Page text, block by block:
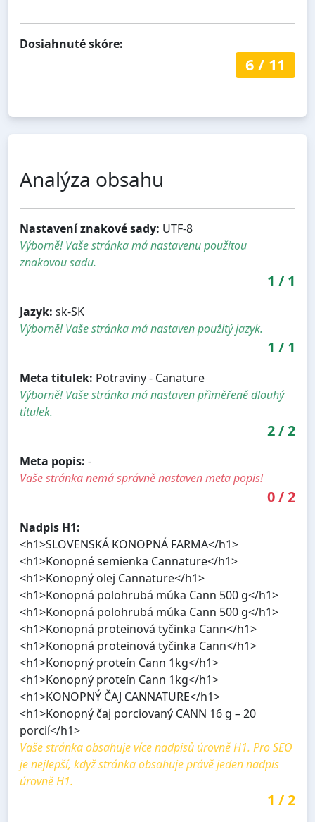
Dosiahnuté skóre:
6/ 11
Analýza obsahu
Nastavení znakové sady: UTF-8
Výborně! Vaše stránka má nastavenu použitou
znakovou sadu.
1 / 1
Jazyk: sk-SK
Výborně! Vaše stránka má nastaven použitý jazyk.
1 / 1
Meta titulek: Potraviny - Canature
Výborně! Vaše stránka má nastaven přiměřeně dlouhý
titulek.
2/2
Meta popis: -
Vaše stránka nemá správně nastaven meta popis!
0/2
Nadpis H1:
<h1>SLOVENSKÁ KONOPNÁ FARMA</h1>
<h1>Konopné semienka Cannature</h1>
<h1>Konopný olej Cannature</h1>
<h1>Konopná polohrubá múka Cann 500 g</h1>
<h1>Konopná polohrubá múka Cann 500 g</h1>
<h1>Konopná proteinová tyčinka Cann</h1>
<h1>Konopná proteinová tyčinka Cann</h1>
<h1>Konopný proteín Cann 1kg</h1>
<h1>Konopný proteín Cann 1kg</h1>
<h1>KONOPNÝ ČAJ CANNATURE</h1>
<h1>Konopný čaj porciovaný CANN 16 g – 20
porcií</h1>
Vaše stránka obsahuje více nadpisů úrovně H1. Pro SEO
je nejlepší, když stránka obsahuje právě jeden nadpis
úrovně H1.
1 /2